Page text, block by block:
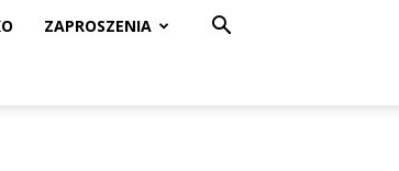
ZAPROSZENIA